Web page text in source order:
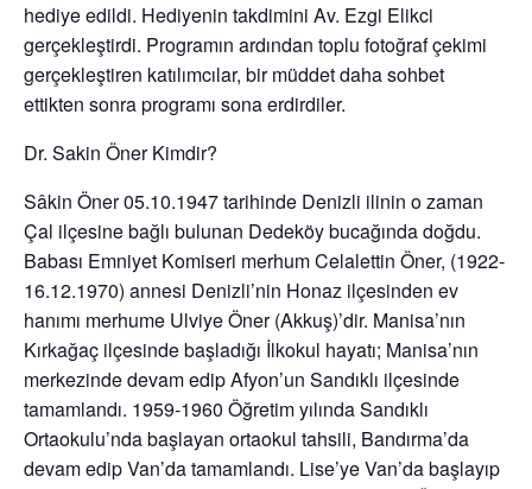
hediye edildi. Hediyenin takdimini Av. Ezgi Elikci
gerçekleştirdi. Programın ardından toplu fotoğraf çekimi
gerçekleştiren katılımcılar, bir müddet daha sohbet
ettikten sonra programı sona erdirdiler.
Dr. Sakin Öner Kimdir?
Sâkin Öner 05.10.1947 tarihinde Denizli ilinin o zaman
Çal ilçesine bağlı bulunan Dedeköy bucağında doğdu.
Babası Emniyet Komiseri merhum Celalettin Öner, (1922-
16.12.1970) annesi Denizli’nin Honaz ilçesinden ev
hanımı merhume Ulviye Öner (Akkuş)’dir. Manisa’nın
Kırkağaç ilçesinde başladığı İlkokul hayatı; Manisa’nın
merkezinde devam edip Afyon’un Sandıklı ilçesinde
tamamlandı. 1959-1960 Öğretim yılında Sandıklı
Ortaokulu’nda başlayan ortaokul tahsili, Bandırma’da
devam edip Van’da tamamlandı. Lise’ye Van’da başlayıp